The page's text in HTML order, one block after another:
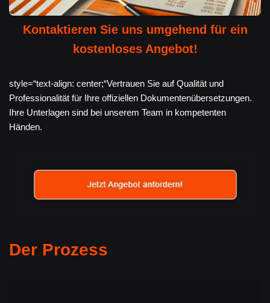
Kontaktieren Sie uns umgehend für ein
kostenloses Angebot!
style=“text-align: center;“Vertrauen Sie auf Qualität und
Professionalität für Ihre offiziellen Dokumentenübersetzungen.
Ihre Unterlagen sind bei unserem Team in kompetenten
Händen.
Der Prozess